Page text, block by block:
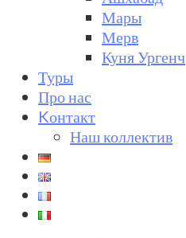
Мары
Мерв
Куня Ургенч
Туры
Про нас
Kонтакт
Наш коллектив